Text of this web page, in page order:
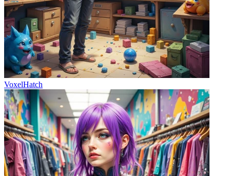
VoxelHatch